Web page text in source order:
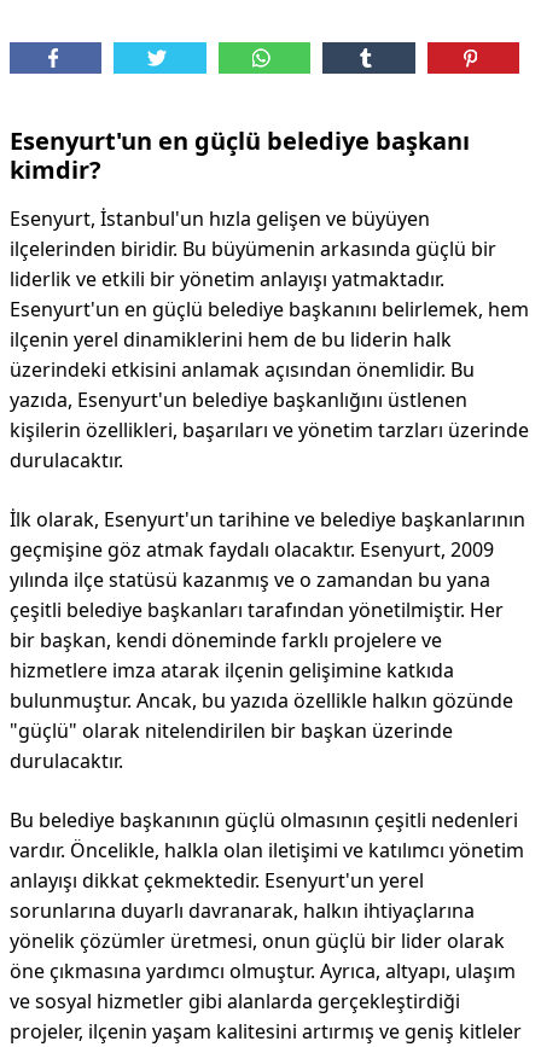
Esenyurt'un en güçlü belediye başkanı
kimdir?
Esenyurt, İstanbul'un hızla gelişen ve büyüyen
ilçelerinden biridir. Bu büyümenin arkasında güçlü bir
liderlik ve etkili bir yönetim anlayışı yatmaktadır.
Esenyurt'un en güçlü belediye başkanını belirlemek, hem
ilçenin yerel dinamiklerini hem de bu liderin halk
üzerindeki etkisini anlamak açısından önemlidir. Bu
yazıda, Esenyurt'un belediye başkanlığını üstlenen
kişilerin özellikleri, başarıları ve yönetim tarzları üzerinde
durulacaktır.
İlk olarak, Esenyurt'un tarihine ve belediye başkanlarının
geçmişine göz atmak faydalı olacaktır. Esenyurt, 2009
yılında ilçe statüsü kazanmış ve o zamandan bu yana
çeşitli belediye başkanları tarafından yönetilmiştir. Her
bir başkan, kendi döneminde farklı projelere ve
hizmetlere imza atarak ilçenin gelişimine katkıda
bulunmuştur. Ancak, bu yazıda özellikle halkın gözünde
"güçlü" olarak nitelendirilen bir başkan üzerinde
durulacaktır.
Bu belediye başkanının güçlü olmasının çeşitli nedenleri
vardır. Öncelikle, halkla olan iletişimi ve katılımcı yönetim
anlayışı dikkat çekmektedir. Esenyurt'un yerel
sorunlarına duyarlı davranarak, halkın ihtiyaçlarına
yönelik çözümler üretmesi, onun güçlü bir lider olarak
öne çıkmasına yardımcı olmuştur. Ayrıca, altyapı, ulaşım
ve sosyal hizmetler gibi alanlarda gerçekleştirdiği
projeler, ilçenin yaşam kalitesini artırmış ve geniş kitleler